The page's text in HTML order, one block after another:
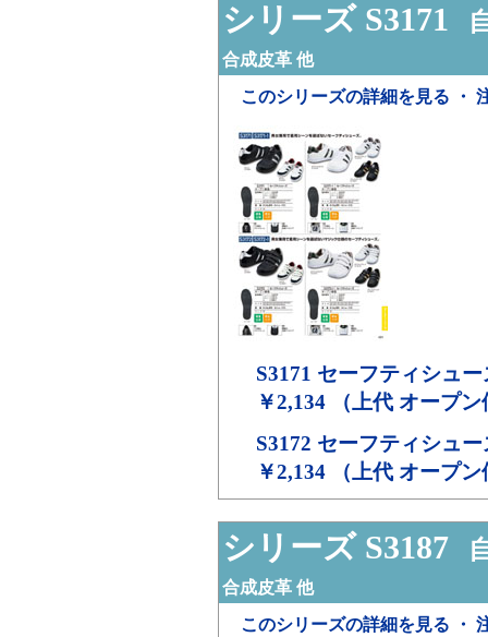
シリーズ S3171
合成皮革 他
このシリーズの詳細を見る ・
S3171 セーフティシュー
￥2,134 （上代 オープ
S3172 セーフティシュー
￥2,134 （上代 オープ
シリーズ S3187
合成皮革 他
このシリーズの詳細を見る ・